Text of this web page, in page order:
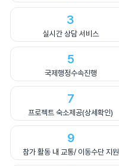
3
실시간 상담 서비스
5
국제행정수속진행
7
프로젝트 숙소제공(상세확인)
9
참가 활동 내 교통/ 이동수단 지원